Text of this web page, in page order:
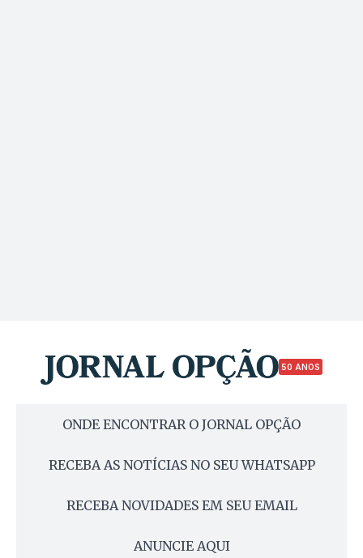
50 ANOS
ONDE ENCONTRAR O JORNAL OPÇÃO
RECEBA AS NOTÍCIAS NO SEU WHATSAPP
RECEBA NOVIDADES EM SEU EMAIL
ANUNCIE AQUI